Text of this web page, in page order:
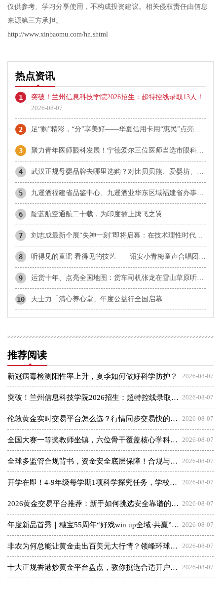
仅供参考、学习分享使用，不构成投资建议。相关侵权责任由信息
来源第三方承担。
http://www.xinbaomu.com/hn.shtml
热点资讯
1
突破！兰州信息科技学院2026招生：超特控线录取13人！
2026-08-07
2 足“购”精彩，“分”享美好——华夏信用卡用“惠民”点亮夏日消费
3 ​聚力青年医师眼科发展！宁德爱尔三位医师当选市眼科青年学组成员
4 武汉正规母婴品牌去哪里选购？对比贝贝熊、爱婴坊、乐婴等本地品牌与孩子王
5 九暹酒福建省品鉴中心、九暹酒业华东区域福建省办事处：御隆艺术馆
6 靛蓝航空通航二十载，为印度插上腾飞之翼
7 刘志成最新个展“失神一刻”即将启幕：在技术理性时代，重新唤醒感知的诗意
8 听得见的童谣 看得见的技艺——诏安小青梅童声合唱团首登国家大剧院
9 运货十年、点亮全国地图：货车司机张龙在雪山草原听见生活的回响
10 天士力「清心养心堂」年度公益行全国启幕
推荐阅读
2026-08-07
新冠病毒检测阳性率上升，夏季如何做好科学防护？
2026-08-07
突破！兰州信息科技学院2026招生：超特控线录取13人！
2026-08-07
伦敦黄金实时交易平台怎么选？行情同步交易快的平台盘点
2026-08-07
全国大赛一等奖教师坐镇，六位骨干覆盖核心学科：五邑碧桂园中英文学校的师资答卷
2026-08-07
全球多监管合规背书，资金安全底层保障！合规与风控兼备的杠杆黄金交易平台推荐
2026-08-07
开学在即！4-9年级每学期1项科学探究任务，学校该如何快速落地执行？
2026-08-07
2026黄金交易平台推荐：新手如何挑选安全靠谱的交易商
2026-08-07
年度新品首秀｜穗宝55周年“好戏win up全域·共赢”秋季商务会即将启幕
2026-08-07
非农为何总能让黄金走出百美元大行情？领峰环球教你正确参与
2026-08-07
十大正规香港炒黄金平台盘点，教你挑选合适开户平台